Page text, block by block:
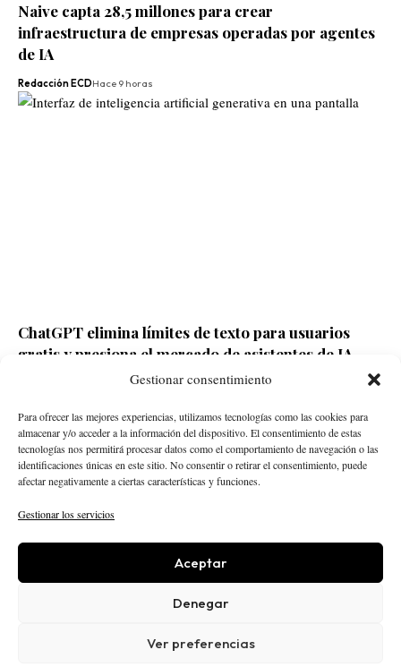
Gestionar consentimiento
Para ofrecer las mejores experiencias, utilizamos tecnologías como las cookies para
almacenar y/o acceder a la información del dispositivo. El consentimiento de estas
tecnologías nos permitirá procesar datos como el comportamiento de navegación o las
identificaciones únicas en este sitio. No consentir o retirar el consentimiento, puede
afectar negativamente a ciertas características y funciones.
Gestionar los servicios
Aceptar
Denegar
Ver preferencias
Naive capta 28,5 millones para crear
infraestructura de empresas operadas por agentes
de IA
Redacción ECDHace 9 horas
ChatGPT elimina límites de texto para usuarios
gratis y presiona el mercado de asistentes de IA
Hace 10 horas
INTELIGENCIA ARTIFICIAL
CREATOR ECONOMY
ROBÓTICA
NEGOCIOS
ECONOMÍA
ACTUALIDAD
AVISO LEGAL
PRIVACIDAD